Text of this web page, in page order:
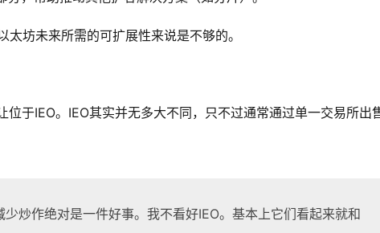
坊未来所需的可扩展性来说是不够的。
于IEO。IEO其实并无多大不同，只不过通常通过单一交易所出
炒作绝对是一件好事。我不看好IEO。基本上它们看起来就和